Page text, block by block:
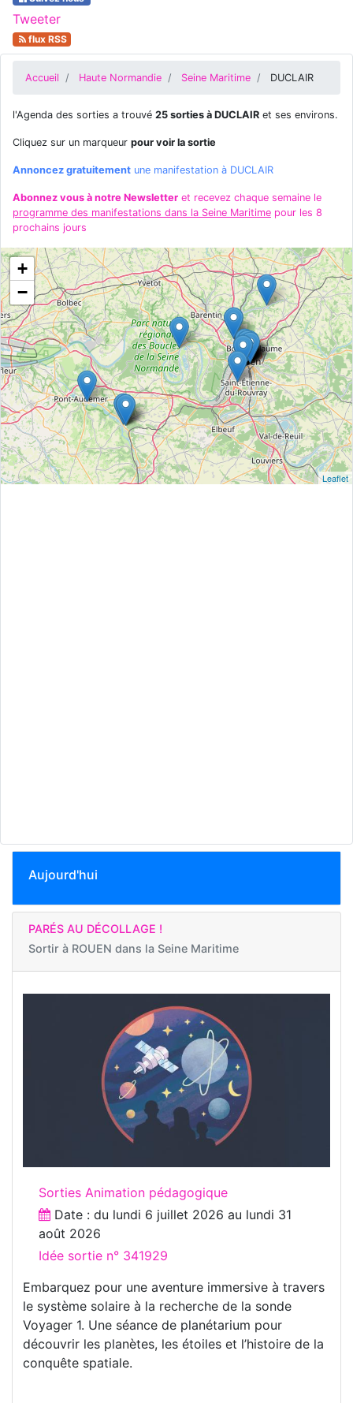
Tweeter
flux RSS
Accueil Haute Normandie Seine Maritime DUCLAIR
l'Agenda des sorties a trouvé 25 sorties à DUCLAIR et ses environs.
Cliquez sur un marqueur pour voir la sortie
Annoncez gratuitement une manifestation à DUCLAIR
Abonnez vous à notre Newsletter et recevez chaque semaine le
programme des manifestations dans la Seine Maritime pour les 8
prochains jours
+
−
Leaflet
Aujourd'hui
PARÉS AU DÉCOLLAGE !
Sortir à ROUEN dans la Seine Maritime
Sorties Animation pédagogique
Date : du lundi 6 juillet 2026 au lundi 31
août 2026
Idée sortie n° 341929
Embarquez pour une aventure immersive à travers
le système solaire à la recherche de la sonde
Voyager 1. Une séance de planétarium pour
découvrir les planètes, les étoiles et l’histoire de la
conquête spatiale.